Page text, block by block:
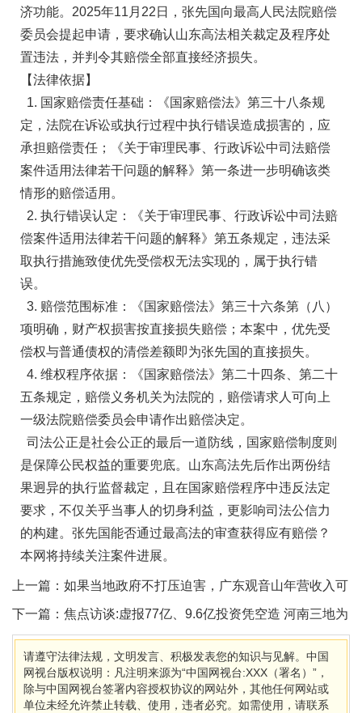
济功能。2025年11月22日，张先国向最高人民法院赔偿
委员会提起申请，要求确认山东高法相关裁定及程序处
置违法，并判令其赔偿全部直接经济损失。
【法律依据】
1. 国家赔偿责任基础：《国家赔偿法》第三十八条规
定，法院在诉讼或执行过程中执行错误造成损害的，应
承担赔偿责任；《关于审理民事、行政诉讼中司法赔偿
案件适用法律若干问题的解释》第一条进一步明确该类
情形的赔偿适用。
2. 执行错误认定：《关于审理民事、行政诉讼中司法赔
偿案件适用法律若干问题的解释》第五条规定，违法采
取执行措施致使优先受偿权无法实现的，属于执行错
误。
3. 赔偿范围标准：《国家赔偿法》第三十六条第（八）
项明确，财产权损害按直接损失赔偿；本案中，优先受
偿权与普通债权的清偿差额即为张先国的直接损失。
4. 维权程序依据：《国家赔偿法》第二十四条、第二十
五条规定，赔偿义务机关为法院的，赔偿请求人可向上
一级法院赔偿委员会申请作出赔偿决定。
司法公正是社会公正的最后一道防线，国家赔偿制度则
是保障公民权益的重要兜底。山东高法先后作出两份结
果迥异的执行监督裁定，且在国家赔偿程序中违反法定
要求，不仅关乎当事人的切身利益，更影响司法公信力
的构建。张先国能否通过最高法的审查获得应有赔偿？
本网将持续关注案件进展。
上一篇： 如果当地政府不打压迫害，广东观音山年营收入可
望超10亿元
下一篇： 焦点访谈:虚报77亿、9.6亿投资凭空造 河南三地为
何数据造假
请遵守法律法规，文明发言、积极发表您的知识与见解。中国
网视台版权说明：凡注明来源为“中国网视台:XXX（署名）”，
除与中国网视台签署内容授权协议的网站外，其他任何网站或
单位未经允许禁止转载、使用，违者必究。如需使用，请联系